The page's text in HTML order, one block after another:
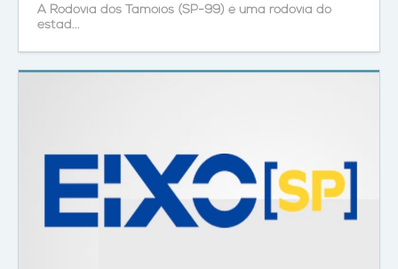
A Rodovia dos Tamoios (SP-99) é uma rodovia do
estad...